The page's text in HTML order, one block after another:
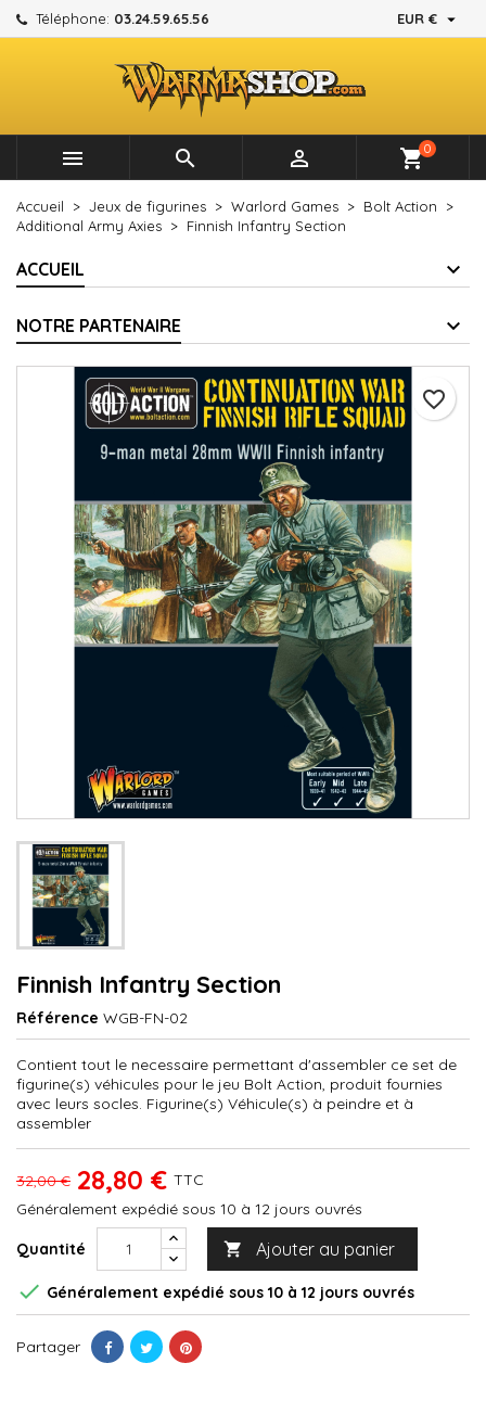
Téléphone: 03.24.59.65.56 EUR € 
   shopping_cart0
Accueil Jeux de figurines Warlord Games
Bolt Action
Additional Army Axies
Finnish Infantry Section
ACCUEIL
NOTRE PARTENAIRE
Finnish Infantry Section
Référence WGB-FN-02
Contient tout le necessaire permettant d'assembler ce set de
figurine(s) véhicules pour le jeu Bolt Action, produit fournies
avec leurs socles. Figurine(s) Véhicule(s) à peindre et à
assembler
32,00 € 28,80 € TTC
Généralement expédié sous 10 à 12 jours ouvrés
Quantité  Ajouter au panier
favorite_border
 Généralement expédié sous 10 à 12 jours ouvrés
Partager
Mes listes d'envies ×
Créer une nouvelle liste
Créer une liste d'envies ×
Nom de la liste d'envies
Annuler Créer une liste d'envies
Connexion ×
Vous devez être connecté pour ajouter des produits à
votre liste d'envies.